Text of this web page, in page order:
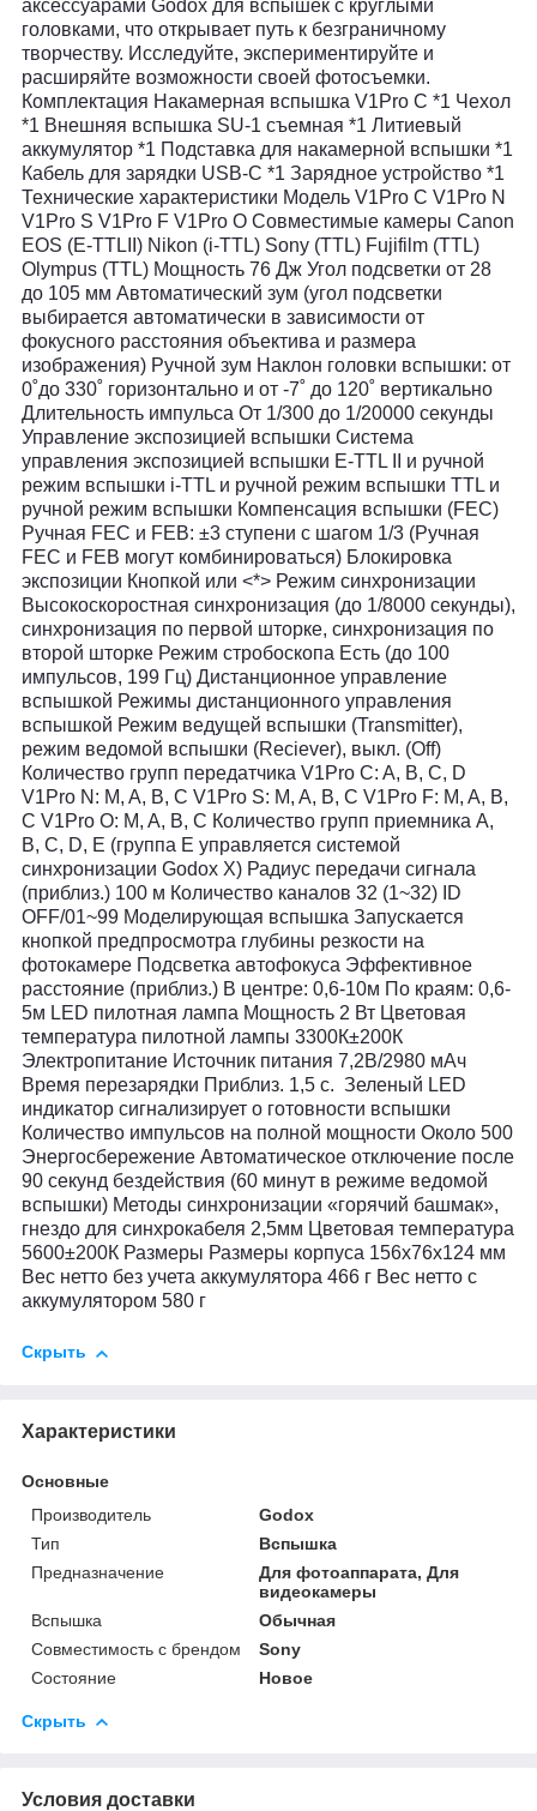
аксессуарами Godox для вспышек с круглыми
головками, что открывает путь к безграничному
творчеству. Исследуйте, экспериментируйте и
расширяйте возможности своей фотосъемки.
Комплектация Накамерная вспышка V1Pro C *1 Чехол
*1 Внешняя вспышка SU-1 съемная *1 Литиевый
аккумулятор *1 Подставка для накамерной вспышки *1
Кабель для зарядки USB-C *1 Зарядное устройство *1
Технические характеристики Модель V1Pro C V1Pro N
V1Pro S V1Pro F V1Pro O Совместимые камеры Canon
EOS (E-TTLII) Nikon (i-TTL) Sony (TTL) Fujifilm (TTL)
Olympus (TTL) Мощность 76 Дж Угол подсветки от 28
до 105 мм Автоматический зум (угол подсветки
выбирается автоматически в зависимости от
фокусного расстояния объектива и размера
изображения) Ручной зум Наклон головки вспышки: от
0˚до 330˚ горизонтально и от -7˚ до 120˚ вертикально
Длительность импульса От 1/300 до 1/20000 секунды
Управление экспозицией вспышки Система
управления экспозицией вспышки E-TTL II и ручной
режим вспышки i-TTL и ручной режим вспышки TTL и
ручной режим вспышки Компенсация вспышки (FEC)
Ручная FEC и FEB: ±3 ступени с шагом 1/3 (Ручная
FEC и FEB могут комбинироваться) Блокировка
экспозиции Кнопкой или <*> Режим синхронизации
Высокоскоростная синхронизация (до 1/8000 секунды),
синхронизация по первой шторке, синхронизация по
второй шторке Режим стробоскопа Есть (до 100
импульсов, 199 Гц) Дистанционное управление
вспышкой Режимы дистанционного управления
вспышкой Режим ведущей вспышки (Transmitter),
режим ведомой вспышки (Reciever), выкл. (Off)
Количество групп передатчика V1Pro C: A, B, C, D
V1Pro N: M, A, B, C V1Pro S: M, A, B, C V1Pro F: M, A, B,
C V1Pro O: M, A, B, C Количество групп приемника A,
B, C, D, E (группа E управляется системой
синхронизации Godox X) Радиус передачи сигнала
(приблиз.) 100 м Количество каналов 32 (1~32) ID
OFF/01~99 Моделирующая вспышка Запускается
кнопкой предпросмотра глубины резкости на
фотокамере Подсветка автофокуса Эффективное
расстояние (приблиз.) В центре: 0,6-10м По краям: 0,6-
5м LED пилотная лампа Мощность 2 Вт Цветовая
температура пилотной лампы 3300К±200К
Электропитание Источник питания 7,2В/2980 мАч
Время перезарядки Приблиз. 1,5 с. Зеленый LED
индикатор сигнализирует о готовности вспышки
Количество импульсов на полной мощности Около 500
Энергосбережение Автоматическое отключение после
90 секунд бездействия (60 минут в режиме ведомой
вспышки) Методы синхронизации «горячий башмак»,
гнездо для синхрокабеля 2,5мм Цветовая температура
5600±200К Размеры Размеры корпуса 156х76х124 мм
Вес нетто без учета аккумулятора 466 г Вес нетто с
аккумулятором 580 г
Скрыть
Характеристики
Основные
Производитель
Godox
Тип
Вспышка
Предназначение
Для фотоаппарата, Для
видеокамеры
Вспышка
Обычная
Совместимость с брендом
Sony
Состояние
Новое
Скрыть
Условия доставки